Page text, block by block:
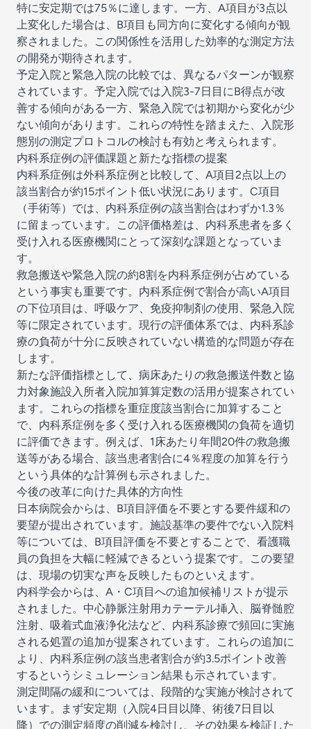
特に安定期では75％に達します。一方、A項目が3点以
上変化した場合は、B項目も同方向に変化する傾向が観
察されました。この関係性を活用した効率的な測定方法
の開発が期待されます。
予定入院と緊急入院の比較では、異なるパターンが観察
されています。予定入院では入院3-7日目にB得点が改
善する傾向がある一方、緊急入院では初期から変化が少
ない傾向があります。これらの特性を踏まえた、入院形
態別の測定プロトコルの検討も有効と考えられます。
内科系症例の評価課題と新たな指標の提案
内科系症例は外科系症例と比較して、A項目2点以上の
該当割合が約15ポイント低い状況にあります。C項目
（手術等）では、内科系症例の該当割合はわずか1.3％
に留まっています。この評価格差は、内科系患者を多く
受け入れる医療機関にとって深刻な課題となっていま
す。
救急搬送や緊急入院の約8割を内科系症例が占めている
という事実も重要です。内科系症例で割合が高いA項目
の下位項目は、呼吸ケア、免疫抑制剤の使用、緊急入院
等に限定されています。現行の評価体系では、内科系診
療の負荷が十分に反映されていない構造的な問題が存在
します。
新たな評価指標として、病床あたりの救急搬送件数と協
力対象施設入所者入院加算算定数の活用が提案されてい
ます。これらの指標を重症度該当割合に加算すること
で、内科系症例を多く受け入れる医療機関の負荷を適切
に評価できます。例えば、1床あたり年間20件の救急搬
送等がある場合、該当患者割合に4％程度の加算を行う
という具体的な計算例も示されました。
今後の改革に向けた具体的方向性
日本病院会からは、B項目評価を不要とする要件緩和の
要望が提出されています。施設基準の要件でない入院料
等については、B項目評価を不要とすることで、看護職
員の負担を大幅に軽減できるという提案です。この要望
は、現場の切実な声を反映したものといえます。
内科学会からは、A・C項目への追加候補リストが提示
されました。中心静脈注射用カテーテル挿入、脳脊髄腔
注射、吸着式血液浄化法など、内科系診療で頻回に実施
される処置の追加が提案されています。これらの追加に
より、内科系症例の該当患者割合が約3.5ポイント改善
するというシミュレーション結果も示されています。
測定間隔の緩和については、段階的な実施が検討されて
います。まず安定期（入院4日目以降、術後7日目以
降）での測定頻度の削減を検討し、その効果を検証した